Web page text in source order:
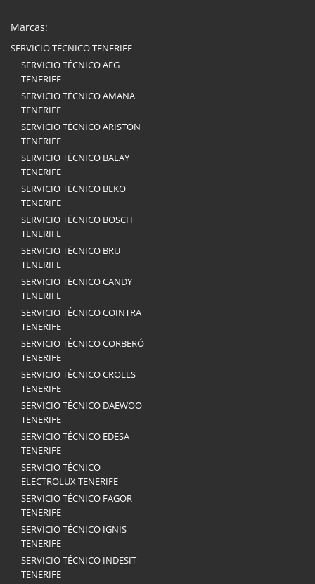
Marcas:
SERVICIO TÉCNICO TENERIFE
SERVICIO TÉCNICO AEG
TENERIFE
SERVICIO TÉCNICO AMANA
TENERIFE
SERVICIO TÉCNICO ARISTON
TENERIFE
SERVICIO TÉCNICO BALAY
TENERIFE
SERVICIO TÉCNICO BEKO
TENERIFE
SERVICIO TÉCNICO BOSCH
TENERIFE
SERVICIO TÉCNICO BRU
TENERIFE
SERVICIO TÉCNICO CANDY
TENERIFE
SERVICIO TÉCNICO COINTRA
TENERIFE
SERVICIO TÉCNICO CORBERÓ
TENERIFE
SERVICIO TÉCNICO CROLLS
TENERIFE
SERVICIO TÉCNICO DAEWOO
TENERIFE
SERVICIO TÉCNICO EDESA
TENERIFE
SERVICIO TÉCNICO
ELECTROLUX TENERIFE
SERVICIO TÉCNICO FAGOR
TENERIFE
SERVICIO TÉCNICO IGNIS
TENERIFE
SERVICIO TÉCNICO INDESIT
TENERIFE